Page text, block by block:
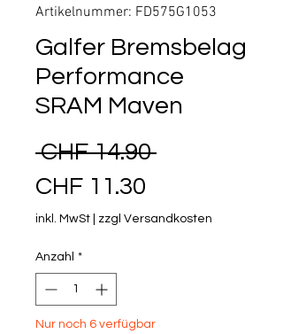
Artikelnummer: FD575G1053
Galfer Bremsbelag
Performance
SRAM Maven
CHF 14.90
CHF 11.30
inkl. MwSt zzgl Versandkosten
Anzahl *
Nur noch 6 verfügbar